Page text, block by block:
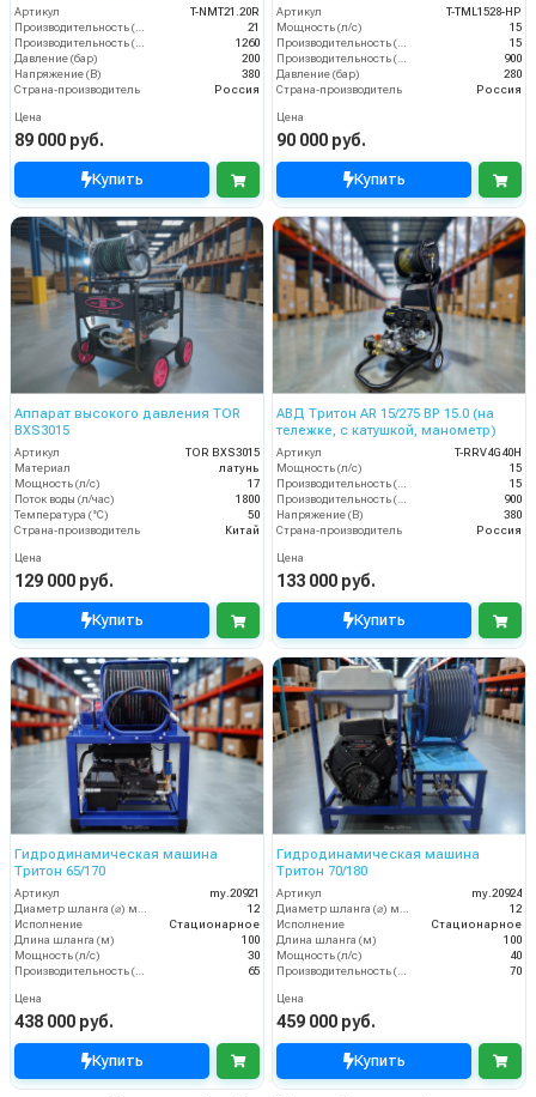
теплозащитой)
Артикул
T-NMT21.20R
Производительность (л/мин)
21
Производительность (л/ч)
1260
Давление (бар)
200
Напряжение (В)
380
Страна-производитель
Россия
Цена
89 000 руб.
Купить
Артикул
T-TML1528-HP
Мощность (л/с)
15
Производительность (л/мин)
15
Производительность (л/ч)
900
Давление (бар)
280
Страна-производитель
Россия
Цена
90 000 руб.
Купить
Аппарат высокого давления TOR
BXS3015
Артикул
TOR BXS3015
Материал
латунь
Мощность (л/с)
17
Поток воды (л/час)
1800
Температура (°C)
50
Страна-производитель
Китай
Цена
129 000 руб.
Купить
АВД Тритон AR 15/275 ВР 15.0 (на
тележке, с катушкой, манометр)
Артикул
T-RRV4G40H
Мощность (л/с)
15
Производительность (л/мин)
15
Производительность (л/ч)
900
Напряжение (В)
380
Страна-производитель
Россия
Цена
133 000 руб.
Купить
Гидродинамическая машина
Тритон 65/170
Артикул
my.20921
12
Исполнение
Стационарное
Длина шланга (м)
100
Мощность (л/с)
30
65
Цена
438 000 руб.
Купить
Гидродинамическая машина
Тритон 70/180
Артикул
my.20924
12
Исполнение
Стационарное
Длина шланга (м)
100
Мощность (л/с)
40
70
Цена
459 000 руб.
Купить